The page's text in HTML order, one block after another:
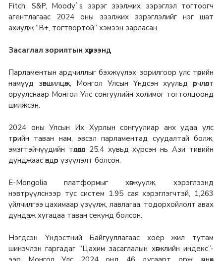
Fitch, S&P, Moody`s зэрэг зээлжих зэрэглэл тогтоогч
агентлагаас 2024 оны зээлжих зэрэглэлийг нэг шат
ахиулж “B+, тогтвортой” хэмээн зарласан.
Засаглал зорилтын хүрээнд
Парламентын ардчиллыг бэхжүүлэх зорилгоор улс төрийн
намууд зөвшилцөж, Монгол Улсын Үндсэн хуульд өөрчлөлт
оруулснаар Монгол Улс сонгуулийн холимог тогтолцоонд
шилжсэн.
2024 оны Улсын Их Хурлын сонгуулиар анх удаа улс
төрийн таван нам, эвсэл парламентад суудалтай болж,
эмэгтэйчүүдийн төлөөлөл 25.4 хувьд хүрсэн нь Ази тивийн
дунджаас өндөр үзүүлэлт болсон.
E-Mongolia платформыг хөгжүүлж, хэрэглээнд
нэвтрүүлснээр тус систем 1.95 сая хэрэглэгчтэй, 1,263
үйлчилгээ цахимаар үзүүлж, лавлагаа, тодорхойлолт авах
дундаж хугацаа таван секунд болсон.
Нэгдсэн Үндэстний Байгууллагаас хоёр жил тутам
шинэчлэн гаргадаг “Цахим засаглалын хөгжлийн индекс”-